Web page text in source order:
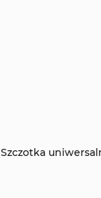
Szczotka